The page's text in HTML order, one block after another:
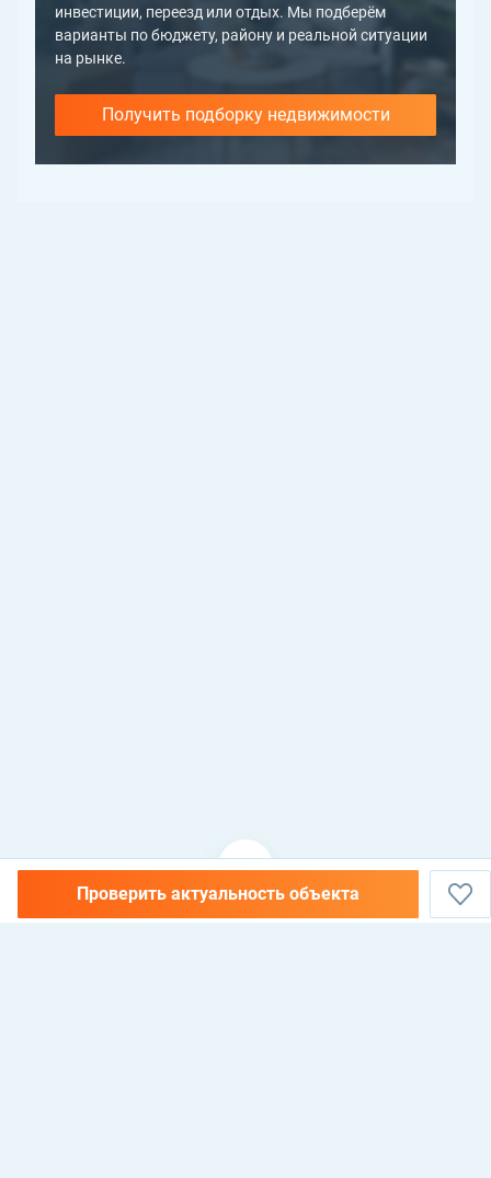
Проверить актуальность объекта
инвестиции, переезд или отдых. Мы подберём
варианты по бюджету, району и реальной ситуации
на рынке.
Получить подборку недвижимости